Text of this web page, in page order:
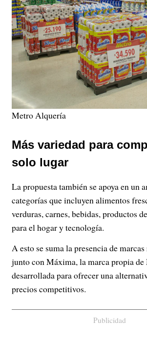
Metro Alquería
Más variedad para
solo lugar
La propuesta también se apoya en un
categorías que incluyen alimentos
verduras, carnes, bebidas, productos
para el hogar y tecnología.
A esto se suma la presencia de
junto con Máxima, la marca propia
desarrollada para ofrecer una
precios competitivos.
Publicidad